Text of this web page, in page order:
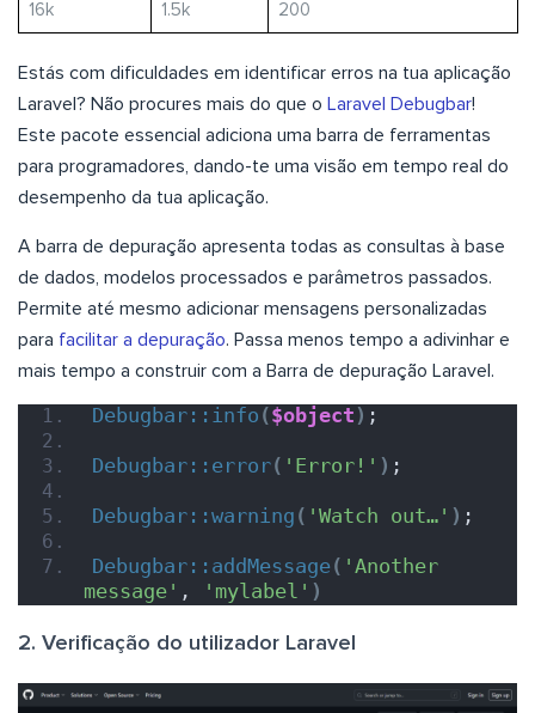
16k 1.5k 200
Estás com dificuldades em identificar erros na tua aplicação
Laravel? Não procures mais do que o Laravel Debugbar!
Este pacote essencial adiciona uma barra de ferramentas
para programadores, dando-te uma visão em tempo real do
desempenho da tua aplicação.
A barra de depuração apresenta todas as consultas à base
de dados, modelos processados e parâmetros passados.
Permite até mesmo adicionar mensagens personalizadas
para facilitar a depuração. Passa menos tempo a adivinhar e
mais tempo a construir com a Barra de depuração Laravel.
Debugbar::info ($object ) ;
Debugbar::error( 'Error!' ) ;
Debugbar::warning ( 'Watch out…' ) ;
Debugbar::addMessage( 'Another
message' , 'mylabel' )
2. Verificação do utilizador Laravel